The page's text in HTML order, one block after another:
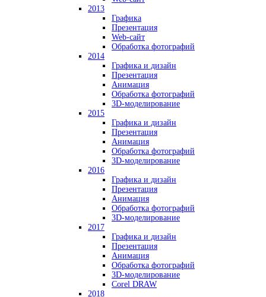
2013
Графика
Презентация
Web-сайт
Обработка фотографий
2014
Графика и дизайн
Презентация
Анимация
Обработка фотографий
3D-моделирование
2015
Графика и дизайн
Презентация
Анимация
Обработка фотографий
3D-моделирование
2016
Графика и дизайн
Презентация
Анимация
Обработка фотографий
3D-моделирование
2017
Графика и дизайн
Презентация
Анимация
Обработка фотографий
3D-моделирование
Corel DRAW
2018